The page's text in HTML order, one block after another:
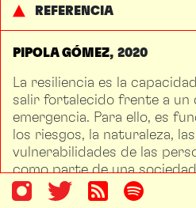
REFERENCIA
PIPOLA GÓMEZ 2020
La resiliencia es la
salir fortalecido frente a un
emergencia. Para ello, es
los riesgos, la naturaleza,
vulnerabilidades de las
como parte de una
de entender, conocer y
preparados, ser solidarios,